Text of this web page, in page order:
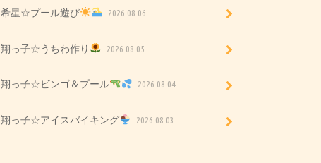
希星☆プール遊び 2026.08.06
翔っ子☆うちわ作り 2026.08.05
翔っ子☆ビンゴ＆プール 2026.08.04
翔っ子☆アイスバイキング 2026.08.03